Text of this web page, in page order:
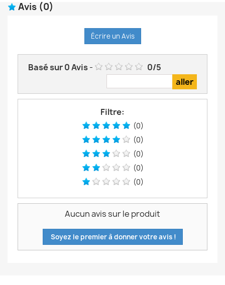
Avis (0)
Écrire un Avis
Basé sur0Avis- 0/5
Filtre:
(0)
(0)
(0)
(0)
(0)
Aucun avis sur le produit
Soyez le premier à donner votre avis !